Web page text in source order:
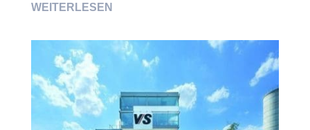
WEITERLESEN